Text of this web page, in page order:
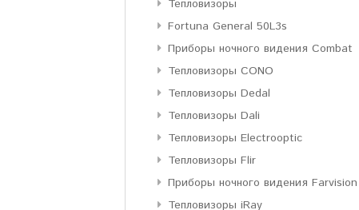
Тепловизоры
Fortuna General 50L3s
Приборы ночного видения Combat
Тепловизоры CONO
Тепловизоры Dedal
Тепловизоры Dali
Тепловизоры Electrooptic
Тепловизоры Flir
Приборы ночного видения Farvision
Тепловизоры iRay